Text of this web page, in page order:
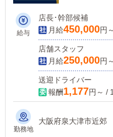
給与
店長･幹部候補
月給450,000円～
店舗スタッフ
月給250,000円～
送迎ドライバー
報酬1,177円～ /
勤務地
大阪府泉大津市近郊